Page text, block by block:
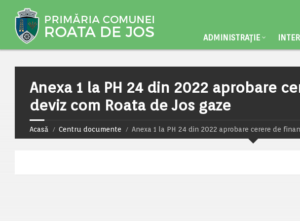
ADMINISTRAȚIE
Anexa 1 la PH 24 din 2022 aprobare
deviz com Roata de Jos gaze
Acasă Centru documente Anexa 1 la PH 24 din 2022 aprobare cerere de